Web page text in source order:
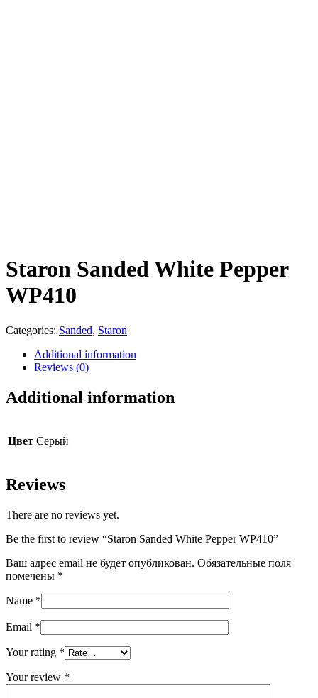
Staron Sanded White Pepper
WP410
Categories: Sanded, Staron
Additional information
Reviews (0)
Additional information
Цвет Серый
Reviews
There are no reviews yet.
Be the first to review “Staron Sanded White Pepper WP410”
Ваш адрес email не будет опубликован. Обязательные поля
помечены *
Name *
Email *
Your rating *
Your review *